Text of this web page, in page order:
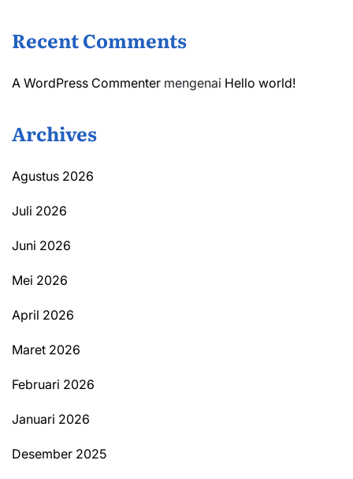
Recent Comments
A WordPress Commenter mengenai Hello world!
Archives
Agustus 2026
Juli 2026
Juni 2026
Mei 2026
April 2026
Maret 2026
Februari 2026
Januari 2026
Desember 2025